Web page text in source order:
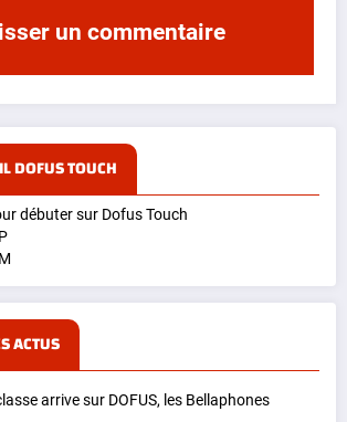
DOFUS TOUCH
débuter sur Dofus Touch
ACTUS
arrive sur DOFUS, les Bellaphones